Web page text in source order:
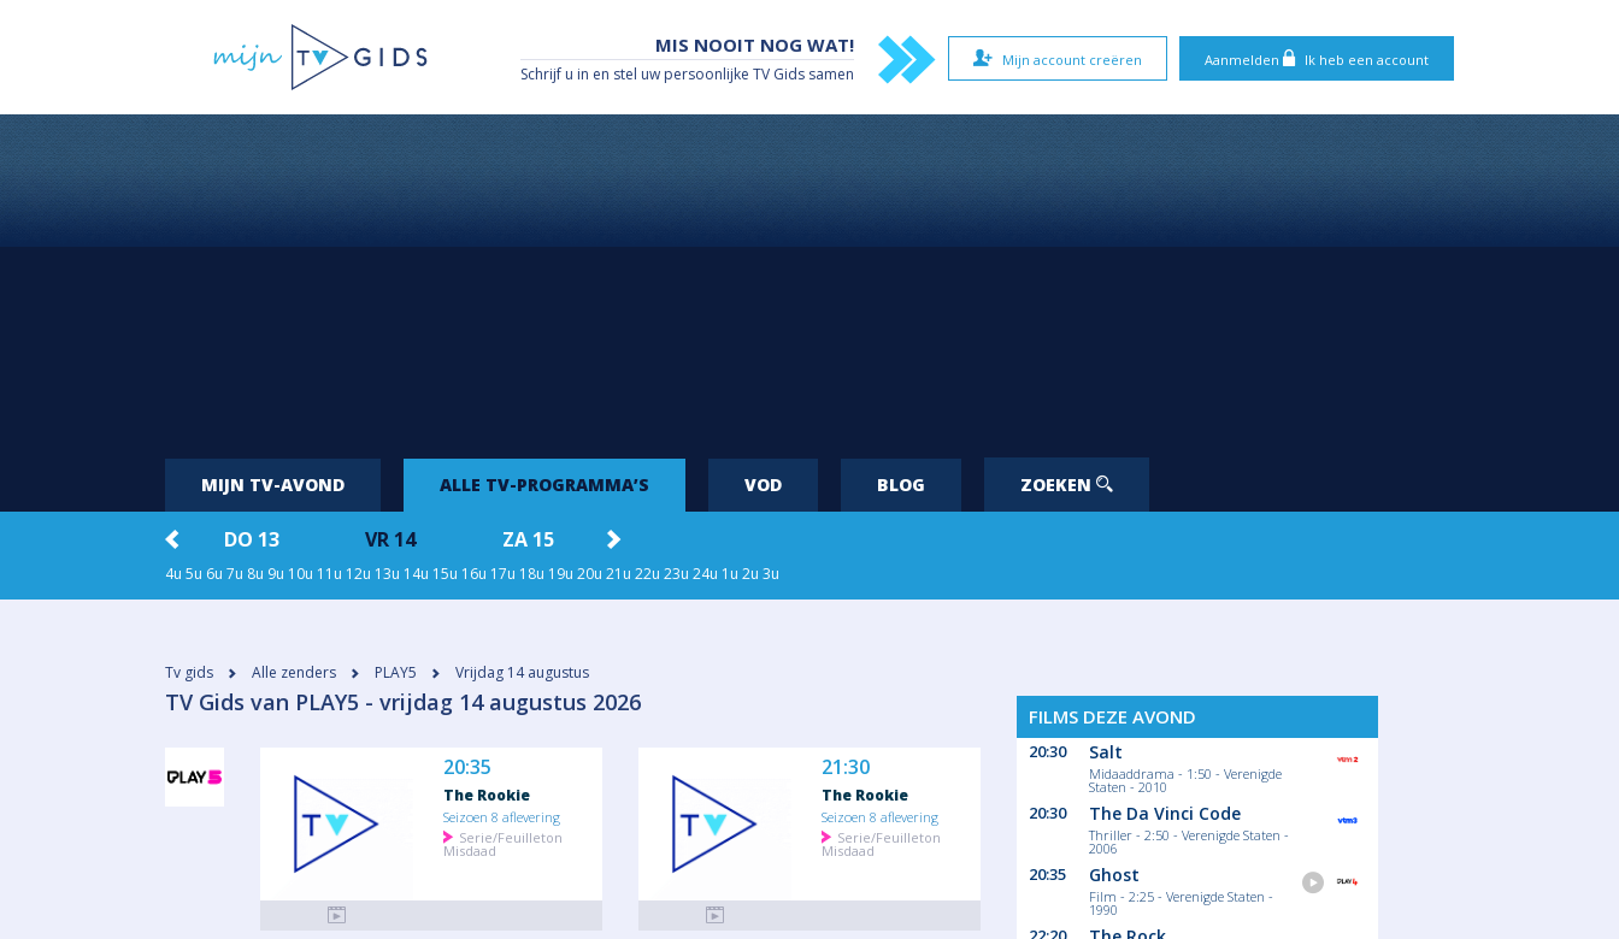
Aanmelden Ik heb een account
Mijn account creëren
MIS NOOIT NOG WAT!
Schrijf u in en stel uw persoonlijke TV Gids samen
MIJN TV-AVOND ALLE TV-PROGRAMMA’S VOD BLOG ZOEKEN
DO 13 VR 14 ZA 15
4u 5u 6u 7u 8u 9u 10u 11u 12u 13u 14u 15u 16u 17u 18u 19u 20u 21u 22u 23u 24u 1u 2u 3u
Tv gids Alle zenders PLAY5 Vrijdag 14 augustus
​TV Gids van PLAY5 - vrijdag 14 augustus 2026
20:35
The Rookie
Seizoen 8 aflevering
Serie/Feuilleton
Misdaad
21:30
The Rookie
Seizoen 8 aflevering
Serie/Feuilleton
Misdaad
FILMS DEZE AVOND
20:30 Salt
Midaaddrama - 1:50 - Verenigde
Staten - 2010
20:30 The Da Vinci Code
Thriller - 2:50 - Verenigde Staten -
2006
20:35 Ghost
Film - 2:25 - Verenigde Staten -
1990